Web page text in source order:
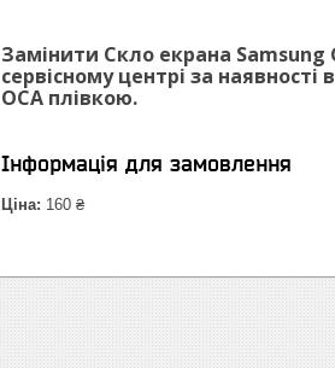
Замінити Скло екрана Samsung
сервісному центрі за
ОСА плівкою.
Інформація для замовлення
Ціна: 160 ₴